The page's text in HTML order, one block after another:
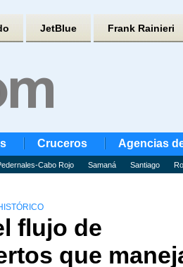
JetBlue Frank Rainieri
Cruceros Agencias
Cabo Rojo Samaná Santiago
flujo de
que